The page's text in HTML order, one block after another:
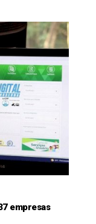
empresas